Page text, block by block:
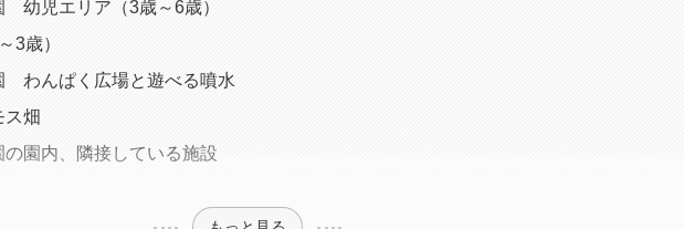
幼児エリア（3歳～6歳）
3歳）
わんぱく広場と遊べる噴水
ス畑
園内、隣接している施設